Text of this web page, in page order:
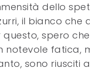
dello
il bianco che
questo, spero
notevole fatica,
sono riusciti